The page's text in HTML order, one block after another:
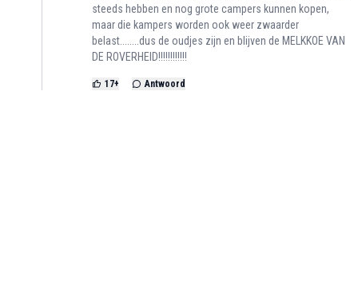
steeds hebben en nog grote campers kunnen kopen,
maar die kampers worden ook weer zwaarder
belast........dus de oudjes zijn en blijven de MELKKOE VAN
DE ROVERHEID!!!!!!!!!!!!
17+ Antwoord